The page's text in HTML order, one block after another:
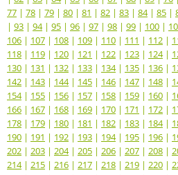
77 | 78 | 79 | 80 | 81 | 82 | 83 | 84| 85 |
| 93 | 94| 95 | 96 | 97 | 98 | 99 | 100 |
106 | 107 | 108 | 109 | 110 | 111 | 112 |
118 | 119 | 120 | 121 | 122 | 123 | 124|
130 | 131 | 132 | 133 | 134| 135 | 136 |
142 | 143 | 144| 145 | 146 | 147 | 148 |
154| 155 | 156 | 157 | 158 | 159 | 160 |
166 | 167 | 168 | 169 | 170 | 171 | 172 |
178 | 179 | 180 | 181 | 182 | 183 | 184|
190 | 191 | 192 | 193 | 194| 195 | 196 |
202 | 203 | 204| 205 | 206 | 207 | 208 |
214| 215 | 216 | 217 | 218 | 219 | 220 |